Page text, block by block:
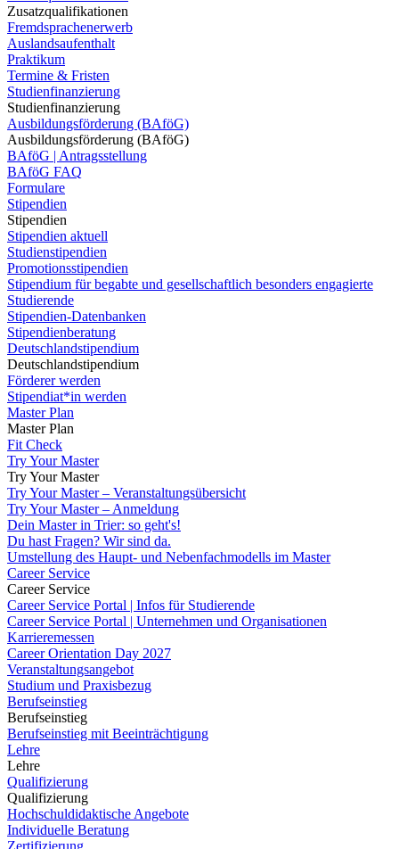
Zusatzqualifikationen
Fremdsprachenerwerb
Auslandsaufenthalt
Praktikum
Termine & Fristen
Studienfinanzierung
Studienfinanzierung
Ausbildungsförderung (BAföG)
Ausbildungsförderung (BAföG)
BAföG | Antragsstellung
BAföG FAQ
Formulare
Stipendien
Stipendien
Stipendien aktuell
Studienstipendien
Promotionsstipendien
Stipendium für begabte und gesellschaftlich besonders engagierte
Studierende
Stipendien-Datenbanken
Stipendienberatung
Deutschlandstipendium
Deutschlandstipendium
Förderer werden
Stipendiat*in werden
Master Plan
Master Plan
Fit Check
Try Your Master
Try Your Master
Try Your Master – Veranstaltungsübersicht
Try Your Master – Anmeldung
Dein Master in Trier: so geht's!
Du hast Fragen? Wir sind da.
Umstellung des Haupt- und Nebenfachmodells im Master
Career Service
Career Service
Career Service Portal | Infos für Studierende
Career Service Portal | Unternehmen und Organisationen
Karrieremessen
Career Orientation Day 2027
Veranstaltungsangebot
Studium und Praxisbezug
Berufseinstieg
Berufseinstieg
Berufseinstieg mit Beeinträchtigung
Lehre
Lehre
Qualifizierung
Qualifizierung
Hochschuldidaktische Angebote
Individuelle Beratung
Zertifizierung